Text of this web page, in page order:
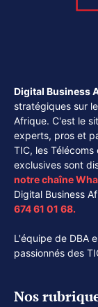
Digital Business
stratégiques sur
Afrique. C'est le
experts, pros et
TIC, les
exclusives sont
notre chaîne
Digital Business
674 61 01 68.
L'équipe de DBA
passionnés des
Nos